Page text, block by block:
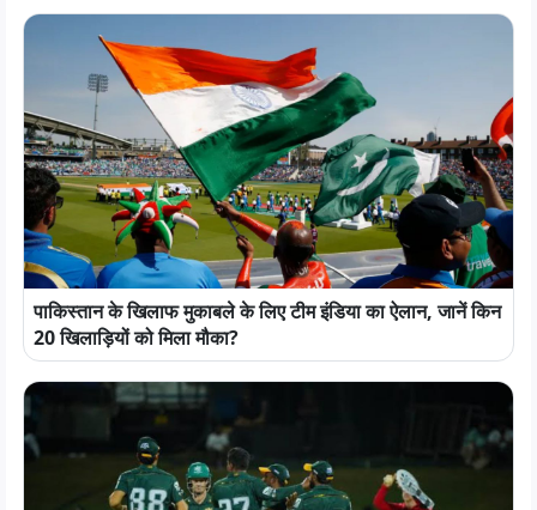
पाकिस्तान के खिलाफ मुकाबले के लिए टीम इंडिया का ऐलान, जानें किन
20 खिलाड़ियों को मिला मौका?